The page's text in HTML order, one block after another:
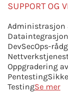
SUPPORT OG
Administrasjon
Dataintegrasjon
DevSecOps-
Oppgradering
Pentesting
TestingSe mer